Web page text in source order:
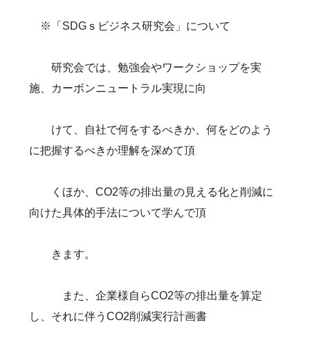
※「SDGｓビジネス研究会」について
研究会では、勉強会やワークショップを実
施、カーボンニュートラル実現に向
けて、自社で何をするべきか、何をどのよう
に把握するべきか理解を深めて頂
くほか、CO2等の排出量の見える化と削減に
向けた具体的手法について学んで頂
きます。
また、企業様自らCO2等の排出量を算定
し、それに伴うCO2削減実行計画書